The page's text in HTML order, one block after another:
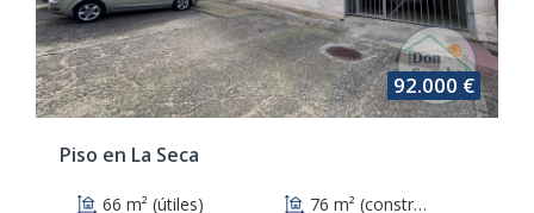
92.000 €
Piso en La Seca
66 m² (útiles)
76 m² (construidos)